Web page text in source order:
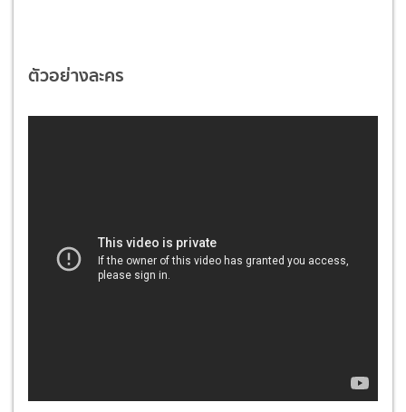
ตัวอย่างละคร